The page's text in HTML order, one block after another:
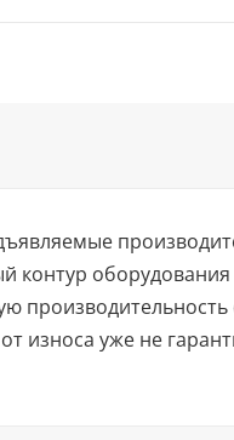
контур
производительность
уже не